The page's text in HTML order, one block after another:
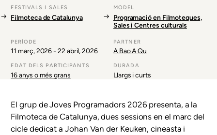
FESTIVALS I SALES
Filmoteca de Catalunya
MODEL
Programació en Filmoteques,
Sales i Centres culturals
PERÍODE
11 març, 2026-22 abril, 2026
PARTNER
A Bao A Qu
EDAT DELS PARTICIPANTS
16 anys o més grans
DURADA
Llargs i curts
El grup de Joves Programadors 2026 presenta, a la
Filmoteca de Catalunya, dues sessions en el marc del
cicle dedicat a Johan Van der Keuken, cineasta i